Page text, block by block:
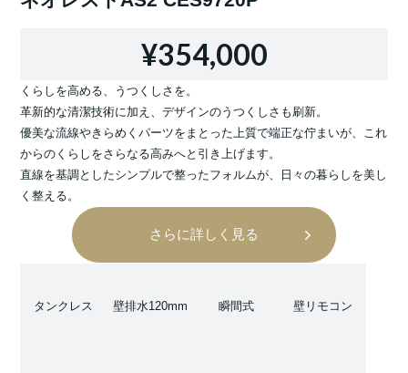
¥354,000
くらしを高める、うつくしさを。
革新的な清潔技術に加え、デザインのうつくしさも刷新。
優美な流線やきらめくパーツをまとった上質で端正な佇まいが、これ
からのくらしをさらなる高みへと引き上げます。
直線を基調としたシンプルで整ったフォルムが、日々の暮らしを美し
く整える。
さらに詳しく見る
タンクレス 壁排水120mm 瞬間式 壁リモコン